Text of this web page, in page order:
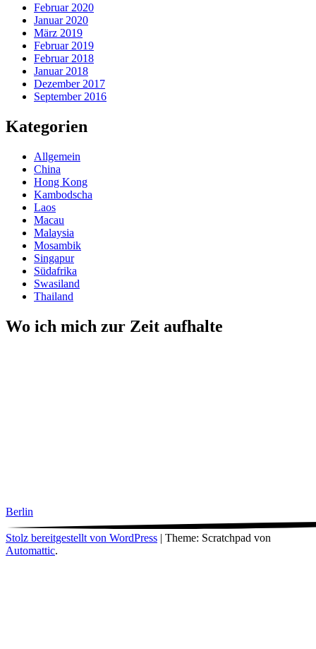
Februar 2020
Januar 2020
März 2019
Februar 2019
Februar 2018
Januar 2018
Dezember 2017
September 2016
Kategorien
Allgemein
China
Hong Kong
Kambodscha
Laos
Macau
Malaysia
Mosambik
Singapur
Südafrika
Swasiland
Thailand
Wo ich mich zur Zeit aufhalte
Berlin
Stolz bereitgestellt von WordPress | Theme: Scratchpad von
Automattic.